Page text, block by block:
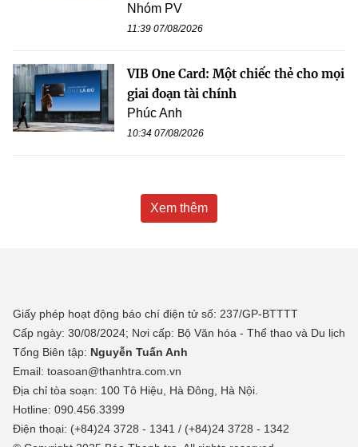
Nhóm PV
11:39 07/08/2026
VIB One Card: Một chiếc thẻ cho mọi
giai đoạn tài chính
Phúc Anh
10:34 07/08/2026
Xem thêm
Giấy phép hoạt động báo chí điện tử số: 237/GP-BTTTT
Cấp ngày: 30/08/2024; Nơi cấp: Bộ Văn hóa - Thể thao và Du lịch
Tổng Biên tập: Nguyễn Tuấn Anh
Email: toasoan@thanhtra.com.vn
Địa chỉ tòa soạn: 100 Tô Hiệu, Hà Đông, Hà Nội.
Hotline: 090.456.3399
Điện thoại: (+84)24 3728 - 1341 / (+84)24 3728 - 1342